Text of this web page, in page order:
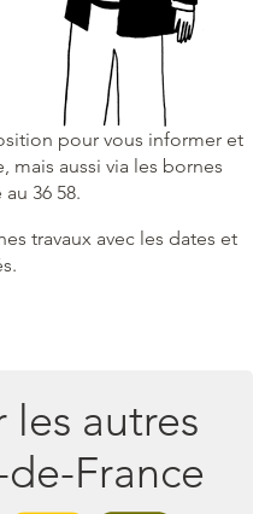
pour vous informer et
mais aussi via les bornes
36 58.
travaux avec les dates et
les autres
France